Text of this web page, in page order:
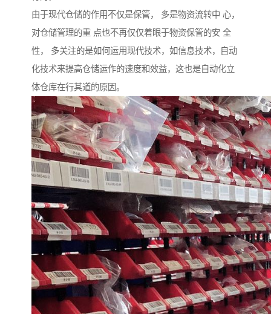
由于现代仓储的作用不仅是保管， 多是物资流转中 心，
对仓储管理的重 点也不再仅仅着眼于物资保管的安 全
性， 多关注的是如何运用现代技术，如信息技术，自动
化技术来提高仓储运作的速度和效益，这也是自动化立
体仓库在行其道的原因。